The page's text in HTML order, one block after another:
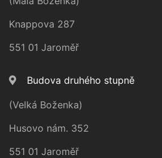
Knappova 287
551 01 Jaroměř
Budova druhého stupně
(Velká Boženka)
Husovo nám. 352
551 01 Jaroměř